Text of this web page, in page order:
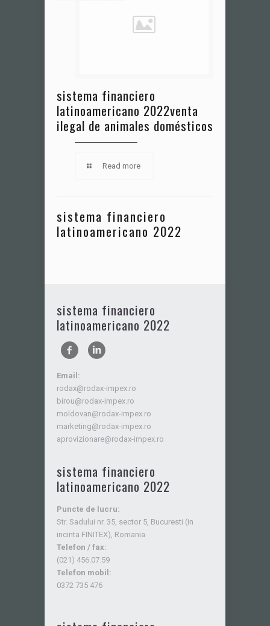
sistema financiero
latinoamericano 2022venta
ilegal de animales domésticos
Read more
sistema financiero
latinoamericano 2022
sistema financiero
latinoamericano 2022
Email:
rodax@rodax-impex.ro
birou@rodax-impex.ro
moldovan@rodax-impex.ro
marketing@rodax-impex.ro
aprovizionare@rodax-impex.ro
sistema financiero
latinoamericano 2022
Puncte de lucru:
Str. Sadului nr. 35, sector 5, Bucuresti (in
incinta FINITEX), Romania
Telefon / fax:
(021) 456.07.59
Telefon mobil:
0372 735 476